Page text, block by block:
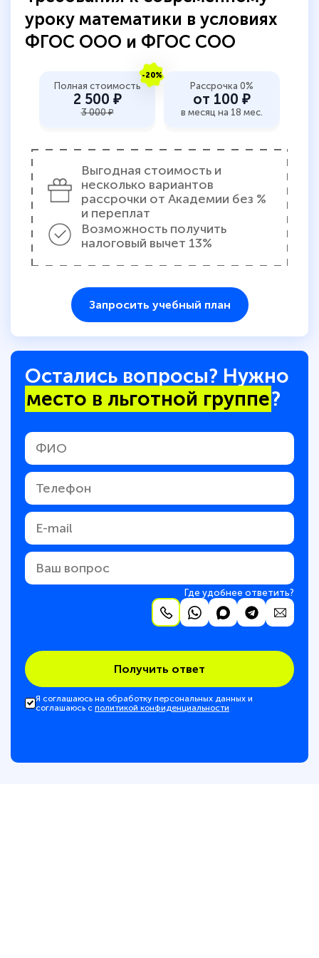
пособий и учебников доступно на время
прохождения курса, удобная система
уроку математики в условиях
ФГОС ООО и ФГОС СОО
-20%
Полная стоимость
2 500 ₽
3 000 ₽
Рассрочка 0%
от 100 ₽
в месяц на 18 мес.
Выгодная стоимость и
несколько вариантов
рассрочки от Академии без %
и переплат
Возможность получить
налоговый вычет 13%
Запросить учебный план
Остались вопросы? Нужно
место в льготной группе?
Где удобнее ответить?
Получить ответ
Я соглашаюсь на обработку персональных данных и
соглашаюсь с политикой конфиденциальности